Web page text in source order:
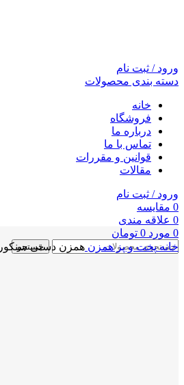
ورود / ثبت نام
دسته بندی محصولات
خانه
فروشگاه
درباره ما
تماس با ما
قوانین و مقررات
مقالات
ورود / ثبت نام
0 مقايسه
0 علاقه مندی
0 مورد 0 تومان
جستجو خانهپخت و پزهمزن همزن دستی سنکور SHM 5207SS